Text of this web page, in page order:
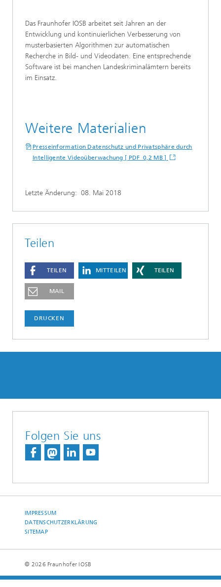
Das Fraunhofer IOSB arbeitet seit Jahren an der
Entwicklung und kontinuierlichen Verbesserung von
musterbasierten Algorithmen zur automatischen
Recherche in Bild- und Videodaten. Eine entsprechende
Software ist bei manchen Landeskriminalämtern bereits
im Einsatz.
Weitere Materialien
Presseinformation Datenschutz und Privatsphäre durch
Intelligente Videoüberwachung [ PDF 0,2 MB ]
Letzte Änderung: 08. Mai 2018
Teilen
TEILEN MITTEILEN TEILEN
MAIL
DRUCKEN
Folgen Sie uns
IMPRESSUM
DATENSCHUTZERKLÄRUNG
SITEMAP
© 2026 Fraunhofer IOSB